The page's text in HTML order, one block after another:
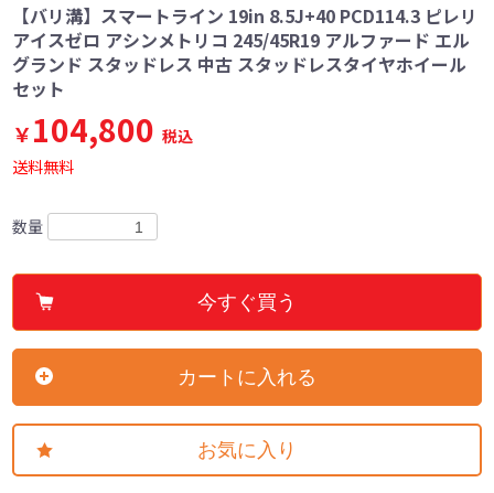
【バリ溝】スマートライン 19in 8.5J+40 PCD114.3 ピレリ
アイスゼロ アシンメトリコ 245/45R19 アルファード エル
グランド スタッドレス 中古 スタッドレスタイヤホイール
セット
￥104,800 税込
送料無料
数量
今すぐ買う
カートに入れる
お気に入り